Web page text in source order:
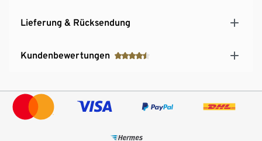
Lieferung & Rücksendung
Kundenbewertungen